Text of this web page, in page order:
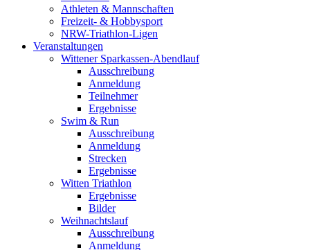
Athleten & Mannschaften
Freizeit- & Hobbysport
NRW-Triathlon-Ligen
Veranstaltungen
Wittener Sparkassen-Abendlauf
Ausschreibung
Anmeldung
Teilnehmer
Ergebnisse
Swim & Run
Ausschreibung
Anmeldung
Strecken
Ergebnisse
Witten Triathlon
Ergebnisse
Bilder
Weihnachtslauf
Ausschreibung
Anmeldung